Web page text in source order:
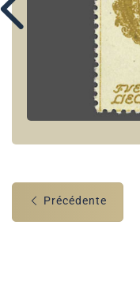
Précédente